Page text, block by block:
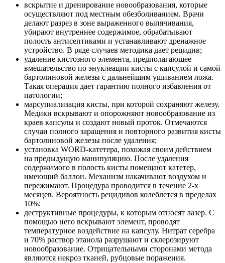
вскрытие и дренирование новообразования, которые
осуществляют под местным обезболиванием. Врачи
делают разрез в зоне выраженного выпячивания,
убирают внутреннее содержимое, обрабатывают
полость антисептиками и устанавливают дренажное
устройство. В ряде случаев методика дает рецидив;
удаление кистозного элемента, предполагающее
вмешательство по энуклеации кисты с капсулой и самой
бартолиновой железы с дальнейшим ушиванием ложа.
Такая операция дает гарантию полного избавления от
патологии;
марсупиализация кисты, при которой сохраняют железу.
Медики вскрывают и опорожняют новообразование из
краев капсулы и создают новый проток. Отмечаются
случаи полного заращения и повторного развития кисты
бартолиновой железы после удаления;
установка WORD-катетера, похожая своим действием
на предыдущую манипуляцию. После удаления
содержимого в полость кисты помещают катетер,
имеющий баллон. Механизм накачивают воздухом и
пережимают. Процедура проводится в течение 2-х
месяцев. Вероятность рецидивов колеблется в пределах
10%;
деструктивные процедуры, к которым относят лазер. С
помощью него вскрывают элемент, проводят
температурное воздействие на капсулу. Нитрат серебра
и 70% раствор этанола разрушают и склерозируют
новообразование. Отрицательными сторонами метода
являются некроз тканей, рубцовые поражения.